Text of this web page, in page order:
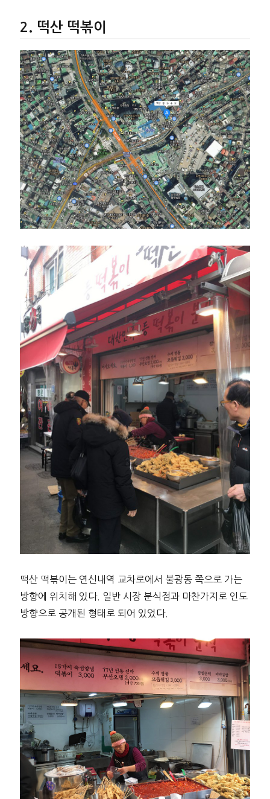
떡산 떡볶이
떡산 떡볶이는 연신내역 교차로에서 불광동 쪽으로 가는
방향에 위치해 있다. 일반 시장 분식점과 마찬가지로 인도
방향으로 공개된 형태로 되어 있었다.